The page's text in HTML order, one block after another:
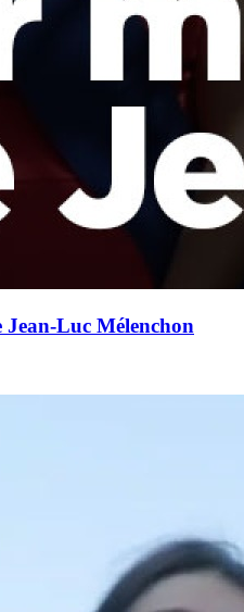
Jean-Luc Mélenchon